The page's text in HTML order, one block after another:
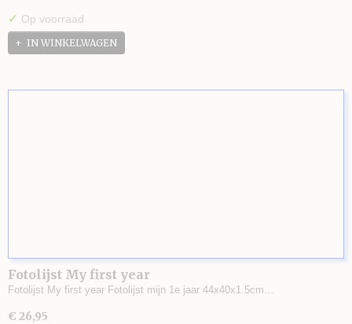
✓ Op voorraad
IN WINKELWAGEN
Fotolijst My first year
Fotolijst My first year Fotolijst mijn 1e jaar 44x40x1.5cm…
€ 26,95